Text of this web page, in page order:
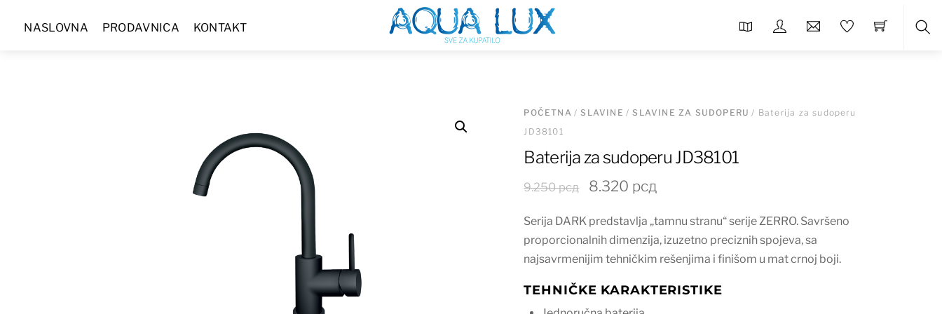
Menu
NASLOVNA PRODAVNICA KONTAKT
POČETNA/SLAVINE /SLAVINE ZA SUDOPERU / Baterija za sudoperu
JD38101
Baterija za sudoperu JD38101
9.250рсд
Originalna
je
bila:
9.250 рсд.
8.320 рсдTrenutna
je:
8.320 рсд.
Serija DARK predstavlja „tamnu stranu“ serije ZERRO. Savršeno
proporcionalnih dimenzija, izuzetno preciznih spojeva, sa
najsavrmenijim tehničkim rešenjima i finišom u mat crnoj boji.
TEHNIČKE KARAKTERISTIKE